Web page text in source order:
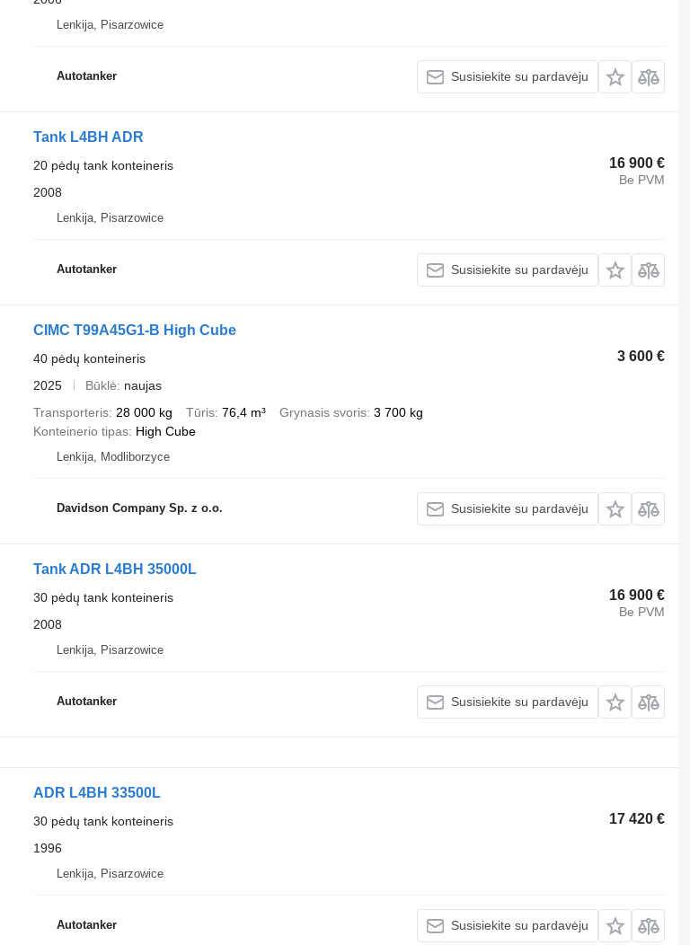
Lenkija, Pisarzowice
Autotanker Susisiekite su pardavėju
Tank L4BH ADR
16 900 €
Be PVM
20 pėdų tank konteineris
2008
Lenkija, Pisarzowice
Autotanker Susisiekite su pardavėju
CIMC T99A45G1-B High Cube
3 600 €
40 pėdų konteineris
2025
Būklė
naujas
Transporteris 28 000 kg Tūris 76,4 m³ Grynasis svoris 3 700 kg
Konteinerio tipas High Cube
Lenkija, Modliborzyce
Davidson Company Sp. z o.o. Susisiekite su pardavėju
Tank ADR L4BH 35000L
16 900 €
Be PVM
30 pėdų tank konteineris
2008
Lenkija, Pisarzowice
Autotanker Susisiekite su pardavėju
ADR L4BH 33500L
17 420 €
30 pėdų tank konteineris
1996
Lenkija, Pisarzowice
Autotanker Susisiekite su pardavėju